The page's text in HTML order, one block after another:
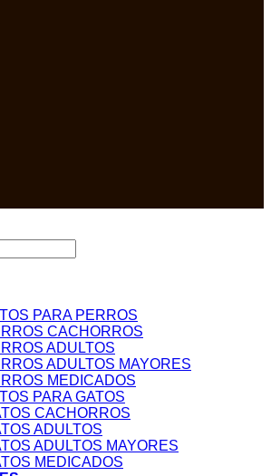
PARA PERROS
CACHORROS
ADULTOS
ADULTOS MAYORES
MEDICADOS
PARA GATOS
CACHORROS
ADULTOS
ADULTOS MAYORES
MEDICADOS